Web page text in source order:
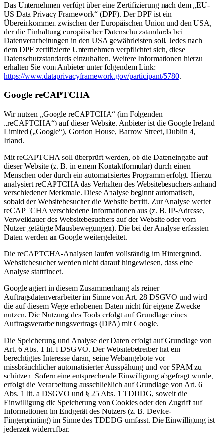
Das Unternehmen verfügt über eine Zertifizierung nach dem „EU-
US Data Privacy Framework“ (DPF). Der DPF ist ein
Übereinkommen zwischen der Europäischen Union und den USA,
der die Einhaltung europäischer Datenschutzstandards bei
Datenverarbeitungen in den USA gewährleisten soll. Jedes nach
dem DPF zertifizierte Unternehmen verpflichtet sich, diese
Datenschutzstandards einzuhalten. Weitere Informationen hierzu
erhalten Sie vom Anbieter unter folgendem Link:
https://www.dataprivacyframework.gov/participant/5780.
Google reCAPTCHA
Wir nutzen „Google reCAPTCHA“ (im Folgenden
„reCAPTCHA“) auf dieser Website. Anbieter ist die Google Ireland
Limited („Google“), Gordon House, Barrow Street, Dublin 4,
Irland.
Mit reCAPTCHA soll überprüft werden, ob die Dateneingabe auf
dieser Website (z. B. in einem Kontaktformular) durch einen
Menschen oder durch ein automatisiertes Programm erfolgt. Hierzu
analysiert reCAPTCHA das Verhalten des Websitebesuchers anhand
verschiedener Merkmale. Diese Analyse beginnt automatisch,
sobald der Websitebesucher die Website betritt. Zur Analyse wertet
reCAPTCHA verschiedene Informationen aus (z. B. IP-Adresse,
Verweildauer des Websitebesuchers auf der Website oder vom
Nutzer getätigte Mausbewegungen). Die bei der Analyse erfassten
Daten werden an Google weitergeleitet.
Die reCAPTCHA-Analysen laufen vollständig im Hintergrund.
Websitebesucher werden nicht darauf hingewiesen, dass eine
Analyse stattfindet.
Google agiert in diesem Zusammenhang als reiner
Auftragsdatenverarbeiter im Sinne von Art. 28 DSGVO und wird
die auf diesem Wege erhobenen Daten nicht für eigene Zwecke
nutzen. Die Nutzung des Tools erfolgt auf Grundlage eines
Auftragsverarbeitungsvertrags (DPA) mit Google.
Die Speicherung und Analyse der Daten erfolgt auf Grundlage von
Art. 6 Abs. 1 lit. f DSGVO. Der Websitebetreiber hat ein
berechtigtes Interesse daran, seine Webangebote vor
missbräuchlicher automatisierter Ausspähung und vor SPAM zu
schützen. Sofern eine entsprechende Einwilligung abgefragt wurde,
erfolgt die Verarbeitung ausschließlich auf Grundlage von Art. 6
Abs. 1 lit. a DSGVO und § 25 Abs. 1 TDDDG, soweit die
Einwilligung die Speicherung von Cookies oder den Zugriff auf
Informationen im Endgerät des Nutzers (z. B. Device-
Fingerprinting) im Sinne des TDDDG umfasst. Die Einwilligung ist
jederzeit widerrufbar.